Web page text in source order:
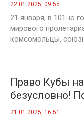
22.01.2025, 09:55
21 января, в 101-ю
мирового
комсомольцы,
Право Кубы
безусловно!
21.01.2025, 16:51